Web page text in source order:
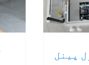
پینل